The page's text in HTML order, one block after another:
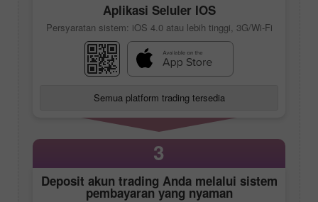
Aplikasi Seluler IOS
Persyaratan sistem: iOS 4.0 atau lebih tinggi, 3G/Wi-Fi
Semua platform trading tersedia
3
Deposit akun trading Anda melalui sistem
pembayaran yang nyaman